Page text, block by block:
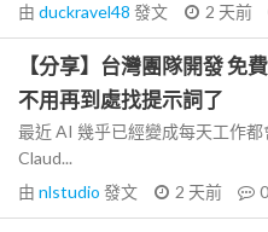
由 duckravel48 發文 2 天前
【分享】台灣團隊開發 免
不用再到處找提示詞了
最近 AI 幾乎已經變成每天工作
Claud...
由 nlstudio 發文 2 天前 0